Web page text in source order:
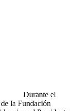
Durante el
la Fundación